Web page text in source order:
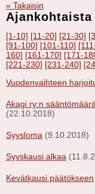
« Takaisin
Ajankohtaista
[1-10] [11-20] [21-30]
[91-100] [101-110]
160] [161-170] [171-
[221-230] [231-240]
Vuodenvaihteen
Akagi ry:n
(22.10.2018)
Syysloma (9.10.2018)
Syyskausi alkaa
Kevätkausi päätökseen